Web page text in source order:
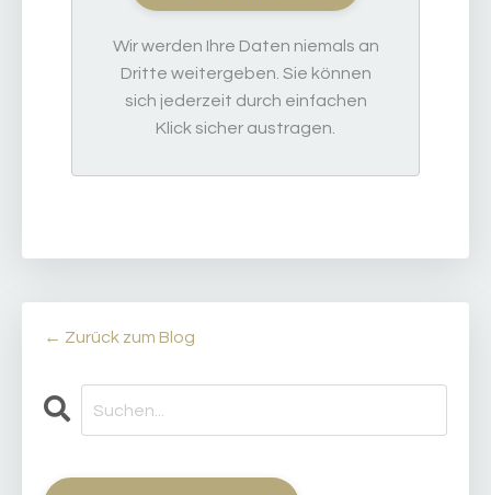
Wir werden Ihre Daten niemals an
Dritte weitergeben. Sie können
sich jederzeit durch einfachen
Klick sicher austragen.
← Zurück zum Blog